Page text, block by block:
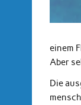
einem
Aber
Die